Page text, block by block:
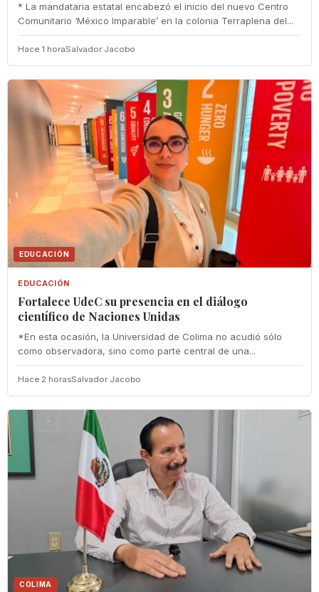
* La mandataria estatal encabezó el inicio del nuevo Centro
Comunitario ‘México Imparable’ en la colonia Terraplena del...
Hace 1 horaSalvador Jacobo
EDUCACIÓN
EDUCACIÓN
Fortalece UdeC su presencia en el diálogo
científico de Naciones Unidas
*En esta ocasión, la Universidad de Colima no acudió sólo
como observadora, sino como parte central de una...
Hace 2 horasSalvador Jacobo
COLIMA